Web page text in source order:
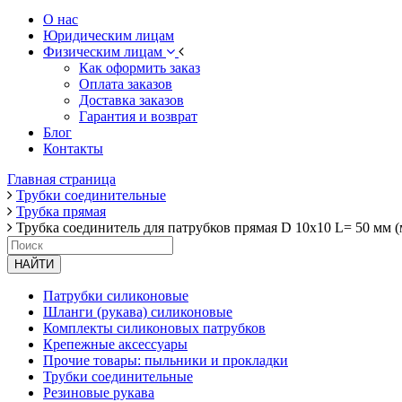
О нас
Юридическим лицам
Физическим лицам
Как оформить заказ
Оплата заказов
Доставка заказов
Гарантия и возврат
Блог
Контакты
Главная страница
Трубки соединительные
Трубка прямая
Трубка соединитель для патрубков прямая D 10х10 L= 50 мм
НАЙТИ
Патрубки силиконовые
Шланги (рукава) силиконовые
Комплекты силиконовых патрубков
Крепежные аксессуары
Прочие товары: пыльники и прокладки
Трубки соединительные
Резиновые рукава